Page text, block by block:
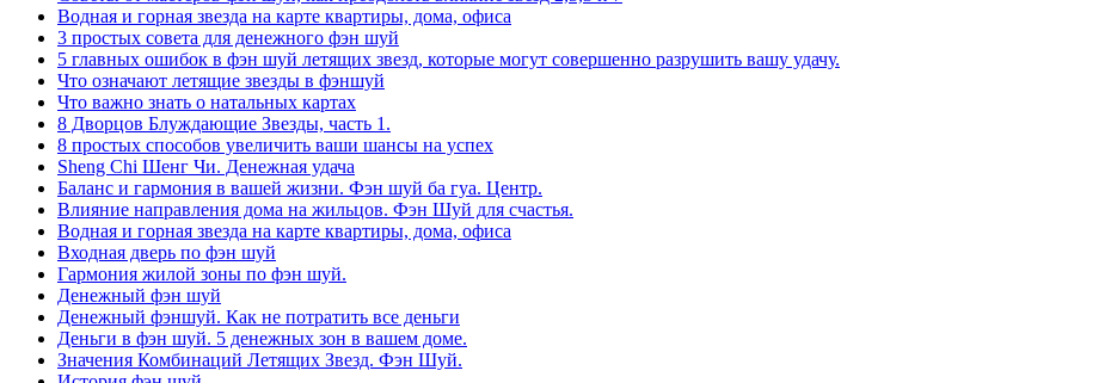
Водная и горная звезда на карте квартиры, дома, офиса
3 простых совета для денежного фэн шуй
5 главных ошибок в фэн шуй летящих звезд, которые могут совершенно разрушить вашу удачу.
Что означают летящие звезды в фэншуй
Что важно знать о натальных картах
8 Дворцов Блуждающие Звезды, часть 1.
8 простых способов увеличить ваши шансы на успех
Sheng Chi Шенг Чи. Денежная удача
Баланс и гармония в вашей жизни. Фэн шуй ба гуа. Центр.
Влияние направления дома на жильцов. Фэн Шуй для счастья.
Водная и горная звезда на карте квартиры, дома, офиса
Входная дверь по фэн шуй
Гармония жилой зоны по фэн шуй.
Денежный фэн шуй
Денежный фэншуй. Как не потратить все деньги
Деньги в фэн шуй. 5 денежных зон в вашем доме.
Значения Комбинаций Летящих Звезд. Фэн Шуй.